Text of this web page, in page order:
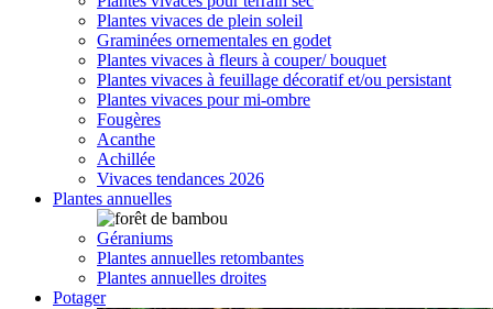
Plantes vivaces de plein soleil
Graminées ornementales en godet
Plantes vivaces à fleurs à couper/ bouquet
Plantes vivaces à feuillage décoratif et/ou persistant
Plantes vivaces pour mi-ombre
Fougères
Acanthe
Achillée
Vivaces tendances 2026
Plantes annuelles
Géraniums
Plantes annuelles retombantes
Plantes annuelles droites
Potager